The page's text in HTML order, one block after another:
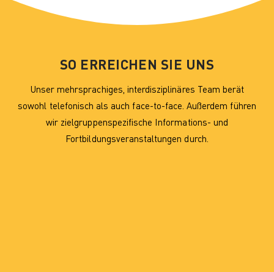
SO ERREICHEN SIE UNS
Unser mehrsprachiges, interdisziplinäres Team berät
sowohl telefonisch als auch face-to-face. Außerdem führen
wir zielgruppenspezifische Informations- und
Fortbildungsveranstaltungen durch.